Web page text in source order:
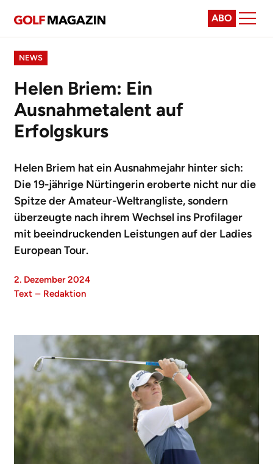
ABO
NEWS
Helen Briem: Ein
Ausnahmetalent auf
Erfolgskurs
Helen Briem hat ein Ausnahmejahr hinter sich:
Die 19-jährige Nürtingerin eroberte nicht nur die
Spitze der Amateur-Weltrangliste, sondern
überzeugte nach ihrem Wechsel ins Profilager
mit beeindruckenden Leistungen auf der Ladies
European Tour.
2. Dezember 2024
Text – Redaktion